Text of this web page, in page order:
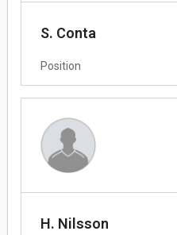
S. Conta
Position
H. Nilsson